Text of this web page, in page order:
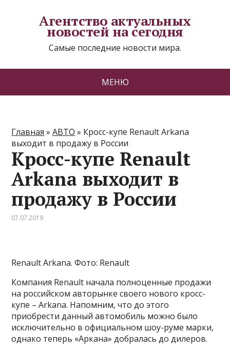
Агентство актуальных
новостей на сегодня
Самые последние новости мира.
МЕНЮ
Главная »АВТО » Кросс-купе Renault Arkana
выходит в продажу в России
Кросс-купе Renault
Arkana выходит в
продажу в России
07.07.2019
Renault Arkana. Фото: Renault
Компания Renault начала полноценные продажи
на российском авторынке своего нового кросс-
купе – Arkana. Напомним, что до этого
приобрести данный автомобиль можно было
исключительно в официальном шоу-руме марки,
однако теперь «Аркана» добралась до дилеров.